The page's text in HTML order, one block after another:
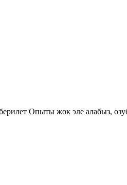
Опыты жок эле алабыз,